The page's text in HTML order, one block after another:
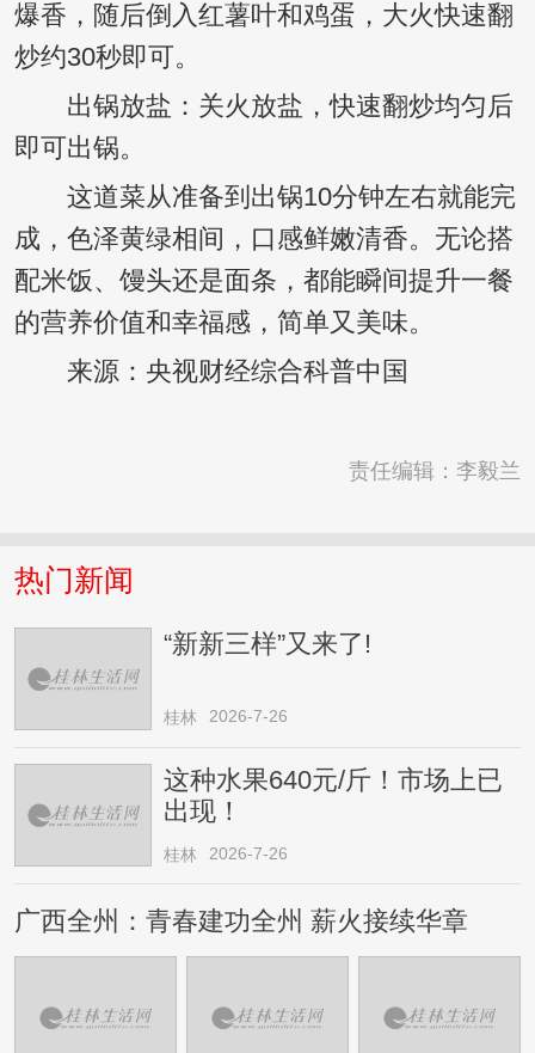
爆香，随后倒入红薯叶和鸡蛋，大火快速翻
炒约30秒即可。
出锅放盐：关火放盐，快速翻炒均匀后
即可出锅。
这道菜从准备到出锅10分钟左右就能完
成，色泽黄绿相间，口感鲜嫩清香。无论搭
配米饭、馒头还是面条，都能瞬间提升一餐
的营养价值和幸福感，简单又美味。
来源：央视财经综合科普中国
责任编辑：李毅兰
热门新闻
“新新三样”又来了!
桂林 2026-7-26
这种水果640元/斤！市场上已
出现！
桂林 2026-7-26
广西全州：青春建功全州 薪火接续华章